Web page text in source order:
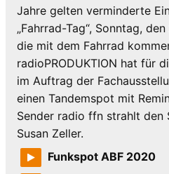
Jahre gelten verminderte
„Fahrrad-Tag“, Sonntag,
die mit dem Fahrrad
radioPRODUKTION hat für
im Auftrag der
einen Tandemspot mit
Sender radio ffn strahlt den
Susan Zeller.
Funkspot ABF 2020